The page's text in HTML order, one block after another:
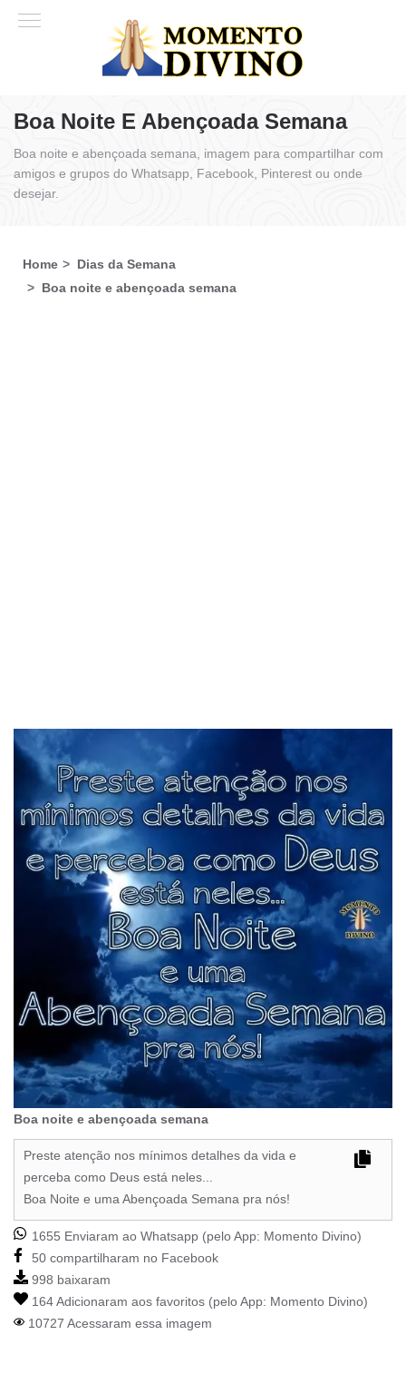
Boa Noite E Abençoada Semana
Boa noite e abençoada semana, imagem para compartilhar com
amigos e grupos do Whatsapp, Facebook, Pinterest ou onde
desejar.
Home
Dias da Semana
Boa noite e abençoada semana
Boa noite e abençoada semana
Preste atenção nos mínimos detalhes da vida e
perceba como Deus está neles...
Boa Noite e uma Abençoada Semana pra nós!
1655 Enviaram ao Whatsapp (pelo App: Momento Divino)
50 compartilharam no Facebook
998 baixaram
164 Adicionaram aos favoritos (pelo App: Momento Divino)
10727 Acessaram essa imagem